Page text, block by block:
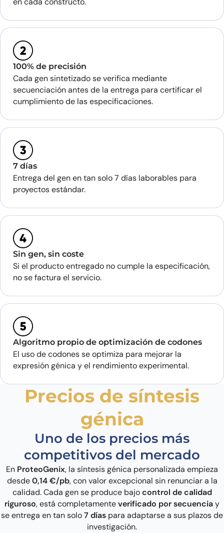
100% de precisión
Cada gen sintetizado se verifica mediante
secuenciación antes de la entrega para certificar el
cumplimiento de las especificaciones.
7 días
Entrega del gen en tan solo 7 días laborables para
proyectos estándar.
Sin gen, sin coste
Si el producto entregado no cumple la especificación,
no se factura el servicio.
Algoritmo propio de optimización de codones
El uso de codones se optimiza para mejorar la
expresión génica y el rendimiento experimental.
Precios de síntesis
génica
Uno de los precios más
competitivos del mercado
En ProteoGenix, la síntesis génica personalizada empieza
desde0,14 €/pb, con valor excepcional sin renunciar a la
calidad. Cada gen se produce bajocontrol de calidad
riguroso, está completamenteverificado por secuenciay
se entrega en tan solo7 días para adaptarse a sus plazos de
investigación.